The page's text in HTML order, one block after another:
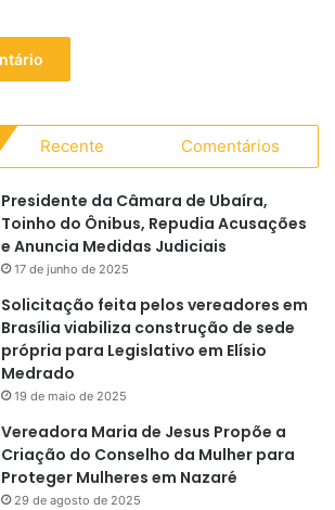
Recente Comentários
Presidente da Câmara de Ubaíra,
Toinho do Ônibus, Repudia Acusações
e Anuncia Medidas Judiciais
17 de junho de 2025
Solicitação feita pelos vereadores em
Brasília viabiliza construção de sede
própria para Legislativo em Elísio
Medrado
19 de maio de 2025
Vereadora Maria de Jesus Propõe a
Criação do Conselho da Mulher para
Proteger Mulheres em Nazaré
29 de agosto de 2025